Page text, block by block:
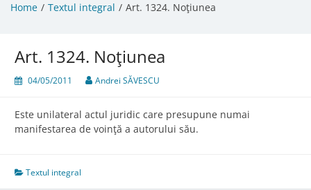
Home Textul integral Art. 1324. Noţiunea
Art. 1324. Noţiunea
04/05/2011 Andrei SĂVESCU
Este unilateral actul juridic care presupune numai
manifestarea de voinţă a autorului său.
Textul integral